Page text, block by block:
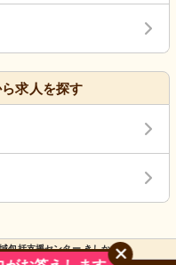
求人を探す
包括支援センター きしかわ